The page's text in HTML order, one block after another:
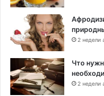
2 недели
Что
2 недели